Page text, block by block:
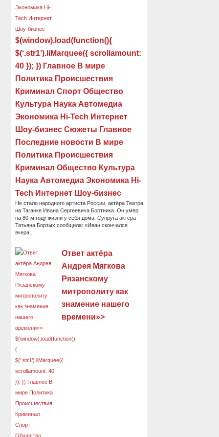
$(window).load(function(){
$(‘.str1’).liMarquee({ scrollamount:
40 }); }) Главное В мире
Политика Происшествия
Криминал Спорт Общество
Культура Наука Автомедиа
Экономика Hi-Tech Интернет
Шоу-бизнес Сюжеты Главное
Последние новости В мире
Политика Происшествия
Криминал Общество Культура
Наука Автомедиа Экономика Hi-
Tech Интернет Шоу-бизнес
Не стало народного артиста России, актёра Театра
на Таганке Ивана Сергеевича Бортника. Он умер
на 80-м году жизни у себя дома. Супруга актёра
Татьяна Борзых сообщила: «Иван скончался
вчера...
Ответ актёра
Андрея Мягкова
Рязанскому
митрополиту как
знамение нашего
времени»>